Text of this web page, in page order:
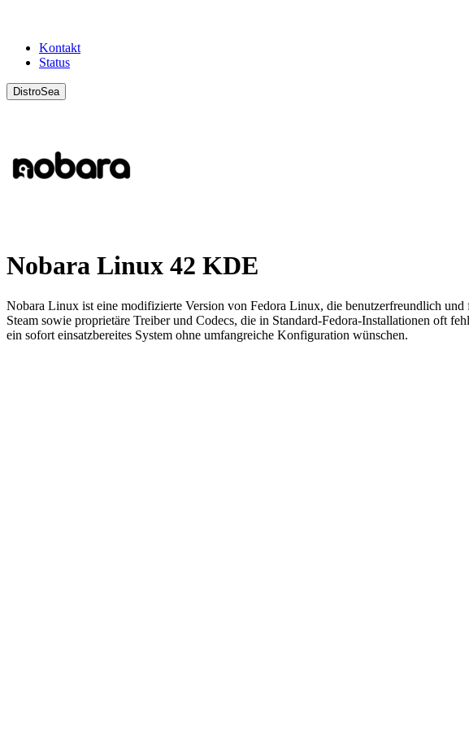
Kontakt
Status
DistroSea
Nobara Linux 42 KDE
Nobara Linux ist eine modifizierte Version von Fedora Linux, die benutzerfreundlich
Steam sowie proprietäre Treiber und Codecs, die in Standard-Fedora-Installationen oft
ein sofort einsatzbereites System ohne umfangreiche Konfiguration wünschen.